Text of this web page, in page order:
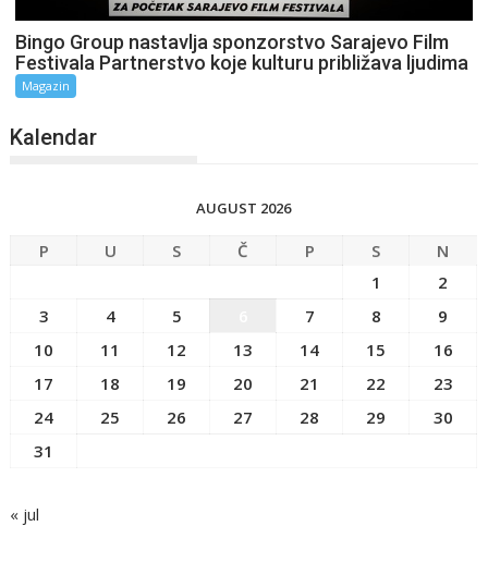
Bingo Group nastavlja sponzorstvo Sarajevo Film
Festivala Partnerstvo koje kulturu približava ljudima
Magazin
Kalendar
AUGUST 2026
P U S Č P S
N
1
2
3
4 5 7 8
9
10
11 12 13 14 15
16
17
18 19 20 21 22
23
24
25 26 27 28 29
30
31
« jul